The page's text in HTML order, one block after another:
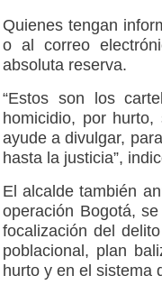
Quienes tengan
o al correo
absoluta reserva.
“Estos son los
homicidio, por
ayude a divulgar,
hasta la justicia”,
El alcalde también
operación Bogotá,
focalización del
poblacional, plan
hurto y en el sistema